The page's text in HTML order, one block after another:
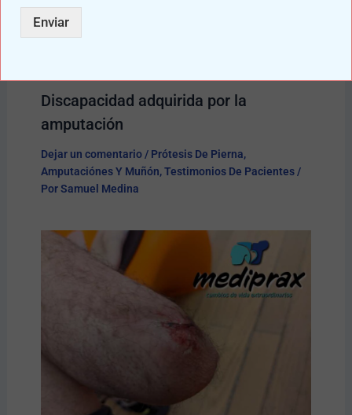
Discapacidad adquirida por la
amputación
Dejar un comentario / Prótesis De Pierna,
Amputaciónes Y Muñón,Testimonios De Pacientes/
PorSamuel Medina
e
Enviar